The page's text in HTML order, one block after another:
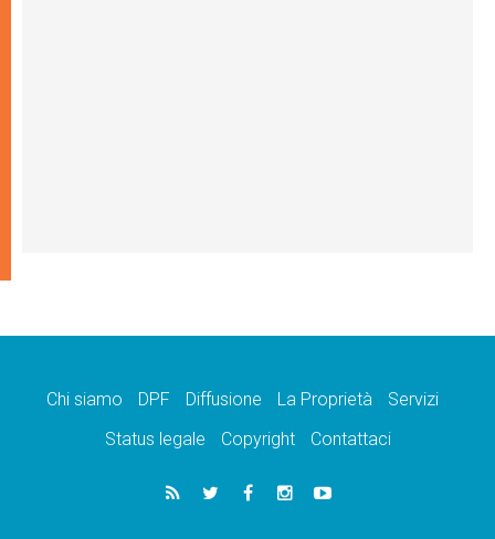
Chi siamo DPF Diffusione La Proprietà
Servizi
Status legale
Copyright Contattaci